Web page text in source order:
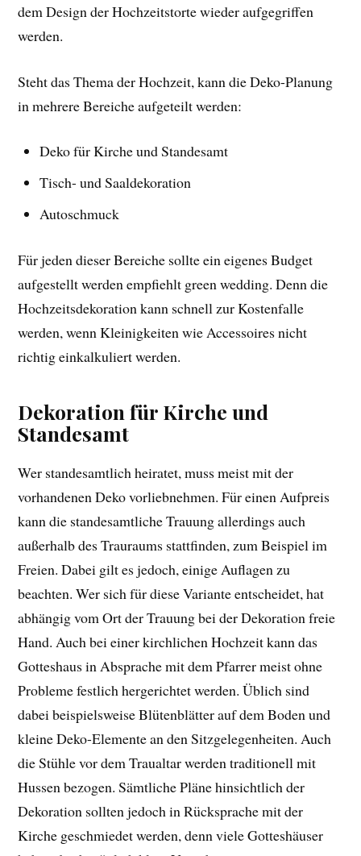
dem Design der Hochzeitstorte wieder aufgegriffen
werden.
Steht das Thema der Hochzeit, kann die Deko-Planung
in mehrere Bereiche aufgeteilt werden:
Deko für Kirche und Standesamt
Tisch- und Saaldekoration
Autoschmuck
Für jeden dieser Bereiche sollte ein eigenes Budget
aufgestellt werden empfiehlt green wedding. Denn die
Hochzeitsdekoration kann schnell zur Kostenfalle
werden, wenn Kleinigkeiten wie Accessoires nicht
richtig einkalkuliert werden.
Dekoration für Kirche und
Standesamt
Wer standesamtlich heiratet, muss meist mit der
vorhandenen Deko vorliebnehmen. Für einen Aufpreis
kann die standesamtliche Trauung allerdings auch
außerhalb des Trauraums stattfinden, zum Beispiel im
Freien. Dabei gilt es jedoch, einige Auflagen zu
beachten. Wer sich für diese Variante entscheidet, hat
abhängig vom Ort der Trauung bei der Dekoration freie
Hand. Auch bei einer kirchlichen Hochzeit kann das
Gotteshaus in Absprache mit dem Pfarrer meist ohne
Probleme festlich hergerichtet werden. Üblich sind
dabei beispielsweise Blütenblätter auf dem Boden und
kleine Deko-Elemente an den Sitzgelegenheiten. Auch
die Stühle vor dem Traualtar werden traditionell mit
Hussen bezogen. Sämtliche Pläne hinsichtlich der
Dekoration sollten jedoch in Rücksprache mit der
Kirche geschmiedet werden, denn viele Gotteshäuser